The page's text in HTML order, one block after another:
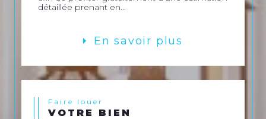
détaillée prenant en...
En savoir plus
Faire louer
VOTRE BIEN